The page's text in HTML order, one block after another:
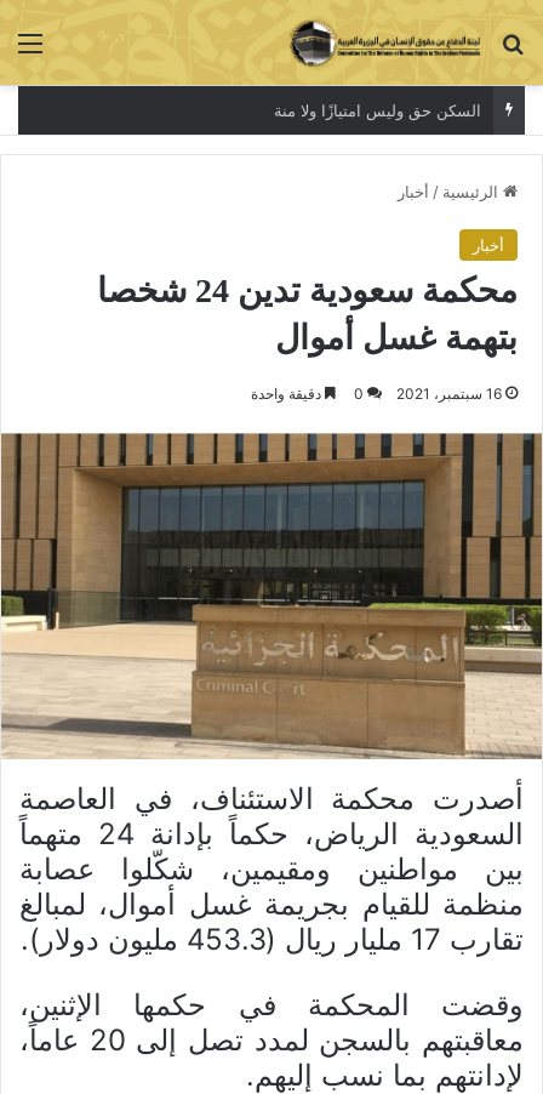
بحث عن
السكن حق وليس امتيازًا ولا منة
الرئيسية / أخبار
أخبار
محكمة سعودية تدين 24 شخصا
بتهمة غسل أموال
16 سبتمبر، 2021 0 دقيقة واحدة
أصدرت محكمة الاستئناف، في العاصمة
السعودية الرياض، حكماً بإدانة 24 متهماً
بين مواطنين ومقيمين، شكّلوا عصابة
منظمة للقيام بجريمة غسل أموال، لمبالغ
تقارب 17 مليار ريال (453.3 مليون دولار).
وقضت المحكمة في حكمها الإثنين،
معاقبتهم بالسجن لمدد تصل إلى 20 عاماً،
لإدانتهم بما نسب إليهم.